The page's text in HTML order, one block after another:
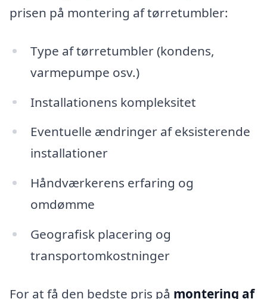
prisen på montering af tørretumbler:
Type af tørretumbler (kondens,
varmepumpe osv.)
Installationens kompleksitet
Eventuelle ændringer af eksisterende
installationer
Håndværkerens erfaring og
omdømme
Geografisk placering og
transportomkostninger
For at få den bedste pris på montering af